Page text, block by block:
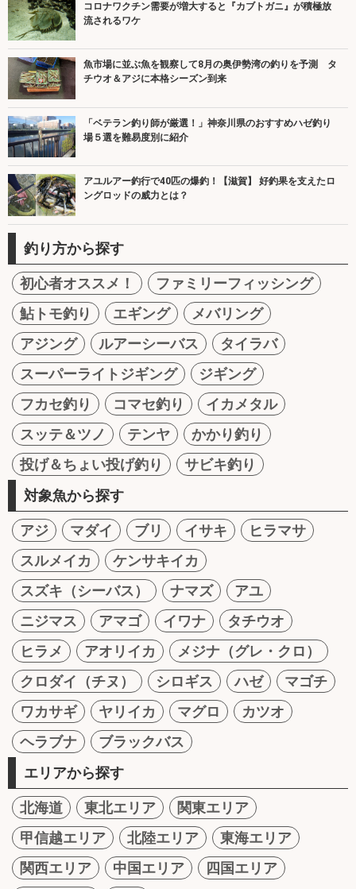
コロナワクチン需要が増大すると『カブトガニ』が積極放
流されるワケ
魚市場に並ぶ魚を観察して8月の奥伊勢湾の釣りを予測 タ
チウオ＆アジに本格シーズン到来
「ベテラン釣り師が厳選！」神奈川県のおすすめハゼ釣り
場５選を難易度別に紹介
アユルアー釣行で40匹の爆釣！【滋賀】 好釣果を支えたロ
ングロッドの威力とは？
釣り方から探す
初心者オススメ！
ファミリーフィッシング
鮎トモ釣り
エギング
メバリング
アジング
ルアーシーバス
タイラバ
スーパーライトジギング
ジギング
フカセ釣り
コマセ釣り
イカメタル
スッテ＆ツノ
テンヤ
かかり釣り
投げ＆ちょい投げ釣り
サビキ釣り
対象魚から探す
アジ マダイ ブリ イサキ
ヒラマサ
スルメイカ
ケンサキイカ
スズキ（シーバス）
ナマズ
アユ
ニジマス
アマゴ イワナ
タチウオ
ヒラメ
アオリイカ
メジナ（グレ・クロ）
クロダイ（チヌ）
シロギス ハゼ
マゴチ
ワカサギ
ヤリイカ マグロ
カツオ
ヘラブナ
ブラックバス
エリアから探す
北海道 東北エリア
関東エリア
甲信越エリア
北陸エリア
東海エリア
関西エリア
中国エリア
四国エリア